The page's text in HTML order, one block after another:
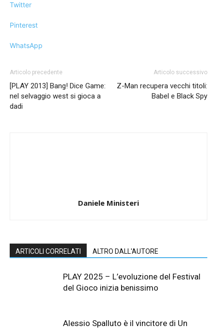
Twitter
Pinterest
WhatsApp
Articolo precedente
[PLAY 2013] Bang! Dice Game:
nel selvaggio west si gioca a
dadi
Articolo successivo
Z-Man recupera vecchi titoli:
Babel e Black Spy
Daniele Ministeri
ARTICOLI CORRELATI ALTRO DALL'AUTORE
PLAY 2025 – L’evoluzione del Festival
del Gioco inizia benissimo
Alessio Spalluto è il vincitore di Un